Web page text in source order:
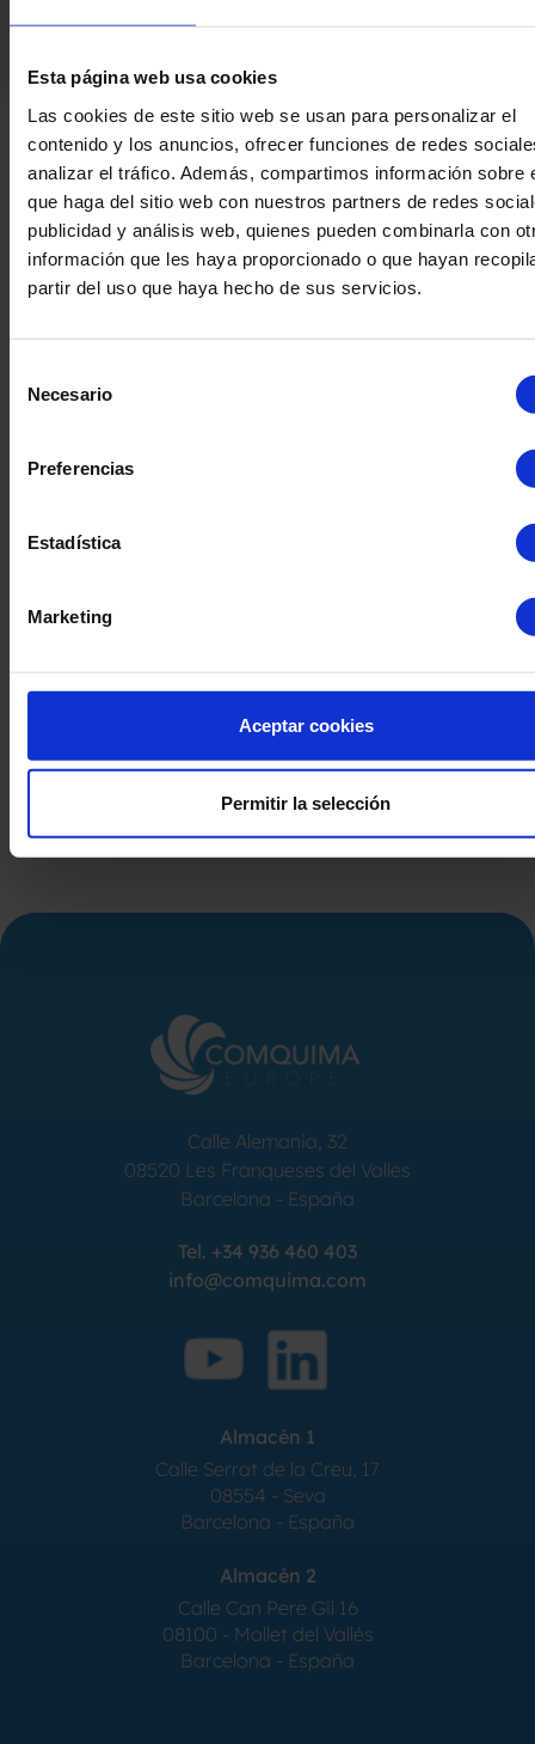
Esta página web usa cookies
Las cookies de este sitio web se usan para personalizar el
contenido y los anuncios, ofrecer funciones de redes
analizar el tráfico. Además, compartimos información sobre
que haga del sitio web con nuestros partners de redes
publicidad y análisis web, quienes pueden combinarla con
información que les haya proporcionado o que hayan
partir del uso que haya hecho de sus servicios.
Necesario
Preferencias
Estadística
Marketing
Aceptar cookies
Permitir la selección
Productos Relacionados
NADEU 200F-1000 ACERO
INOXIDABLE 316 250 Kg
Calle Alemania, 32
08520 Les Franqueses del Valles
Barcelona - España
Tel. +34 936 460 403
info@comquima.com
Almacén 1
Calle Serrat de la Creu, 17
08554 - Seva
Barcelona - España
Almacén 2
Calle Can Pere Gil 16
08100 - Mollet del Vallés
Barcelona - España